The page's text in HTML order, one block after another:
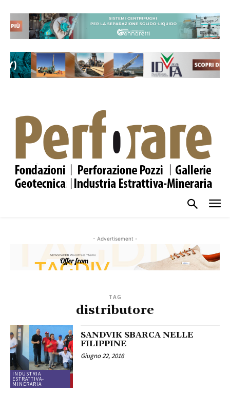
- Advertisement -
TAG
distributore
INDUSTRIA
ESTRATTIVA-
MINERARIA
SANDVIK SBARCA NELLE
FILIPPINE
Giugno 22, 2016